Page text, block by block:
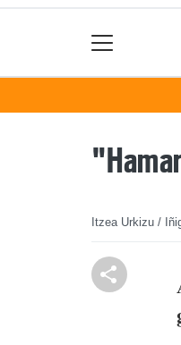
Itzea Urkizu /